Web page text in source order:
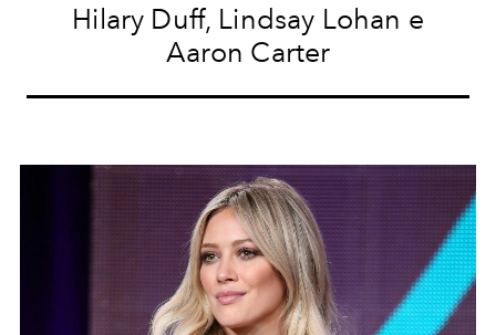
Hilary Duff, Lindsay Lohan e
Aaron Carter